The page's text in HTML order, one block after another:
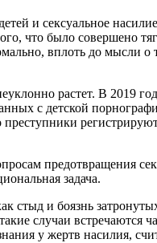
и сексуальное
что было совершено
вплоть до мысли о
растет. В 2019
с детской
предотвращения
задача.
стыд и боязнь
случаи встречаются
у жертв насилия,